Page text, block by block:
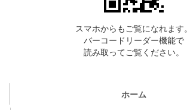
スマホからもご覧になれます。
バーコードリーダー機能で
読み取ってご覧ください。
ホーム